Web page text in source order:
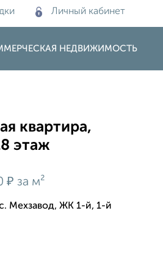
Личный кабинет
НЕДВИЖИМОСТЬ
квартира,
этаж
₽ за м²
Мехзавод, ЖК 1-й, 1-й